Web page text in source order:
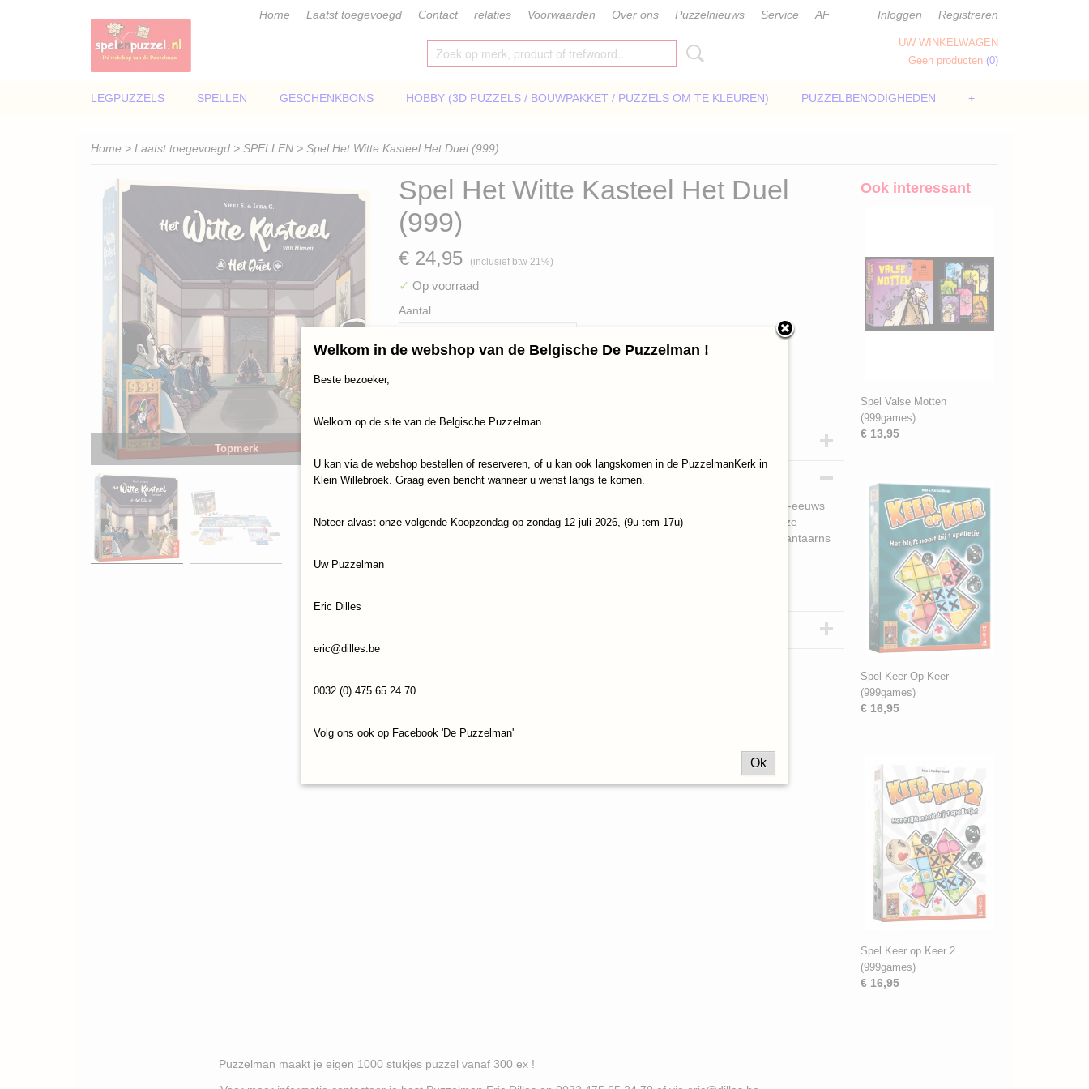
Home Laatst toegevoegd Contact relaties Voorwaarden Over ons Puzzelnieuws Service AF Inloggen Registreren
UW WINKELWAGEN
Geen producten (0)
LEGPUZZELS SPELLEN GESCHENKBONS HOBBY (3D PUZZELS / BOUWPAKKET / PUZZELS OM TE KLEUREN) PUZZELBENODIGHEDEN +
Home > Laatst toegevoegd > SPELLEN > Spel Het Witte Kasteel Het Duel (999)
Topmerk
Spel Het Witte Kasteel Het Duel
(999)
€ 24,95 (inclusief btw 21%)
✓ Op voorraad
Aantal
Productcode
999-HWK03
EAN code
8721184284063
Omschrijving
Doe mee aan de strategische strijd om de politieke en militaire macht in 16e-eeuws
Japan en oefen de meeste invloed op het Hof van de Witte Reiger uit! In deze
uitdagende tweespelersvariant van Het Witte Kasteel van Himeji moet je je lantaarns
Ook interessant
Spel Valse Motten
(999games)
€ 13,95
Spel Keer Op Keer
(999games)
€ 16,95
Spel Keer op Keer 2
(999games)
€ 16,95
Puzzelman maakt je eigen 1000 stukjes puzzel vanaf 300 ex !
Welkom in de webshop van de Belgische De Puzzelman !
Beste bezoeker,
Welkom op de site van de Belgische Puzzelman.
U kan via de webshop bestellen of reserveren, of u kan ook langskomen in de PuzzelmanKerk in
Klein Willebroek. Graag even bericht wanneer u wenst langs te komen.
Noteer alvast onze volgende Koopzondag op zondag 12 juli 2026, (9u tem 17u)
Uw Puzzelman
Eric Dilles
eric@dilles.be
0032 (0) 475 65 24 70
Volg ons ook op Facebook 'De Puzzelman'
Ok